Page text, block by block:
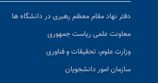
دفتر نهاد مقام معظم رهبری در دانشگاه ها
معاونت علمی ریاست جمهوری
وزارت علوم، تحقیقات و فناوری
سازمان امور دانشجویان